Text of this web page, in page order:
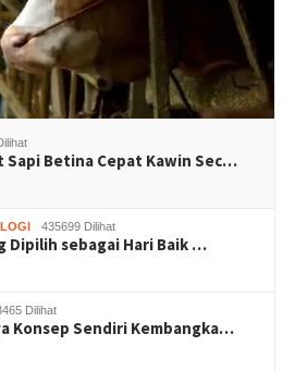
Sapi Betina Cepat Kawin Sec…
435699 Dilihat
Dipilih sebagai Hari Baik …
Dilihat
Konsep Sendiri Kembangka…